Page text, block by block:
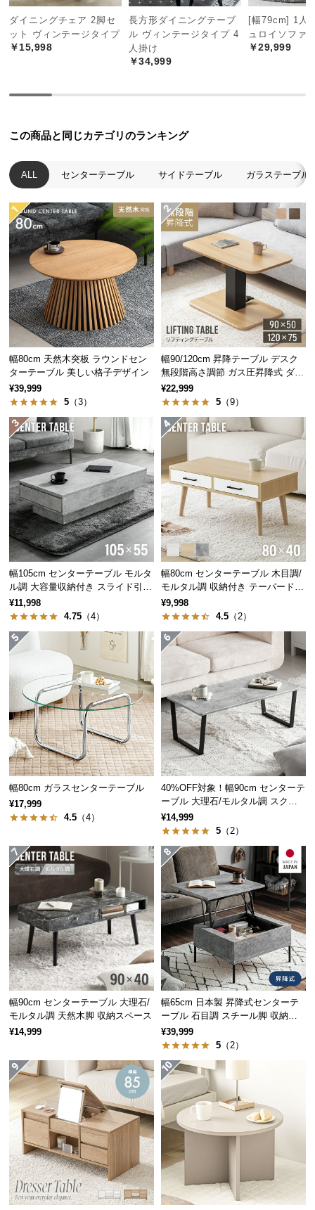
中
型
商
品
つ
小
型
商
品
の
配
送
に
つ
い
て
開
設
置
サ
ー
ビ
ス
に
つ
い
て
搬
入
経
路
つ
い
て
返
品・
キ
ャ
ン
ル
に
い
て
保
証
に
つ
い
て
会
員
約
に
つ
い
て
ダイニングチェア 2脚セ
ット ヴィンテージタイプ
￥15,998
長方形ダイニングテーブ
ル ヴィンテージタイプ 4
人掛け
￥34,999
[幅79cm] 1人
ュロイソファ
￥29,999
この商品と同じカテゴリのランキング
ALL センターテーブル サイドテーブル ガラステーブル
幅80cm 天然木突板 ラウンドセン
ターテーブル 美しい格子デザイン
¥39,999
5 （3）
幅90/120cm 昇降テーブル デスク
無段階高さ調節 ガス圧昇降式 ダイ
ニング 高さ55~70cm
¥22,999
5 （9）
幅105cm センターテーブル モルタ
ル調 大容量収納付き スライド引き
出し2杯
¥11,998
4.75 （4）
幅80cm センターテーブル 木目調/
モルタル調 収納付き テーパードレ
ッグ
¥9,998
4.5 （2）
幅80cm ガラスセンターテーブル
¥17,999
4.5 （4）
40%OFF対象！幅90cm センターテ
ーブル 大理石/モルタル調 スクエ
アレッグ 安心面取り加工
¥14,999
5 （2）
幅90cm センターテーブル 大理石/
モルタル調 天然木脚 収納スペース
¥14,999
幅65cm 日本製 昇降式センターテ
ーブル 石目調 スチール脚 収納ス
ペース 高さ34~54.5cm
¥39,999
5 （2）